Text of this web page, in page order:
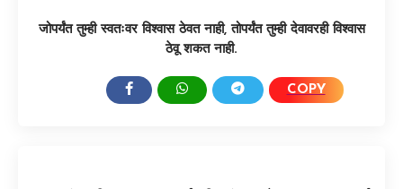
जोपर्यंत तुम्ही स्वतःवर विश्वास ठेवत नाही, तोपर्यंत तुम्ही देवावरही विश्वास
ठेवू शकत नाही.
COPY